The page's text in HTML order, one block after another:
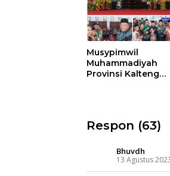
Musypimwil
Muhammadiyah
Provinsi Kalteng
Respon (63)
Bhuvdh
13 Agustus